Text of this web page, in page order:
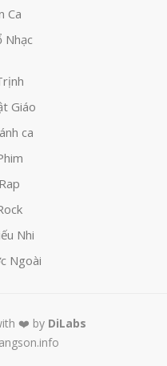
Ca
Nhạc
Giáo
ca
Nhi
Ngoài
❤️ by DiLabs